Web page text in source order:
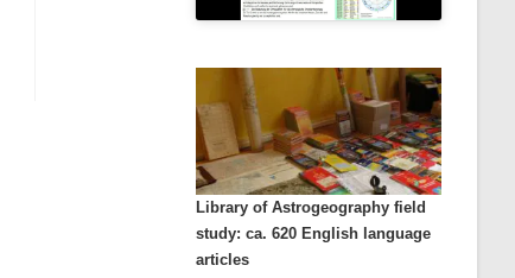
Library of Astrogeography field
study: ca. 620 English language
articles